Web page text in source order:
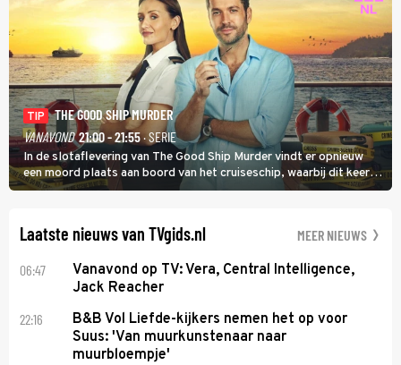
TIP
THE GOOD SHIP MURDER
VANAVOND 21:00 - 21:55· SERIE
In de slotaflevering van The Good Ship Murder vindt er opnieuw
een moord plaats aan boord van het cruiseschip, waarbij dit keer
een bemanningslid het slachtoffer is en kapitein Marlowe de dader
Laatste nieuws van TVgids.nl MEER NIEUWS
06:47
Vanavond op TV: Vera, Central Intelligence,
Jack Reacher
22:16
B&B Vol Liefde-kijkers nemen het op voor
Suus: 'Van muurkunstenaar naar
muurbloempje'